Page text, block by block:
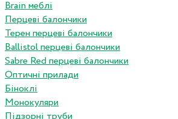
Brain меблі
Перцеві балончики
Терен перцеві балончики
Ballistol перцеві балончики
Sabre Red перцеві балончики
Оптичні прилади
Біноклі
Монокуляри